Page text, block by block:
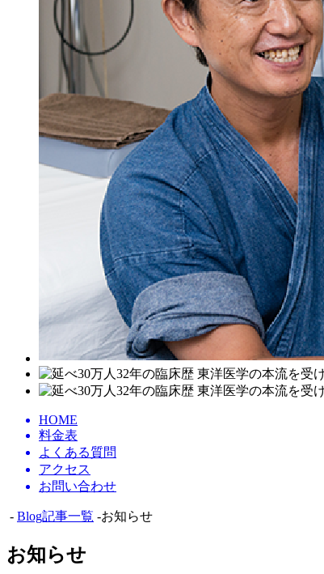
HOME
料金表
よくある質問
アクセス
お問い合わせ
- Blog記事一覧 -お知らせ
お知らせ